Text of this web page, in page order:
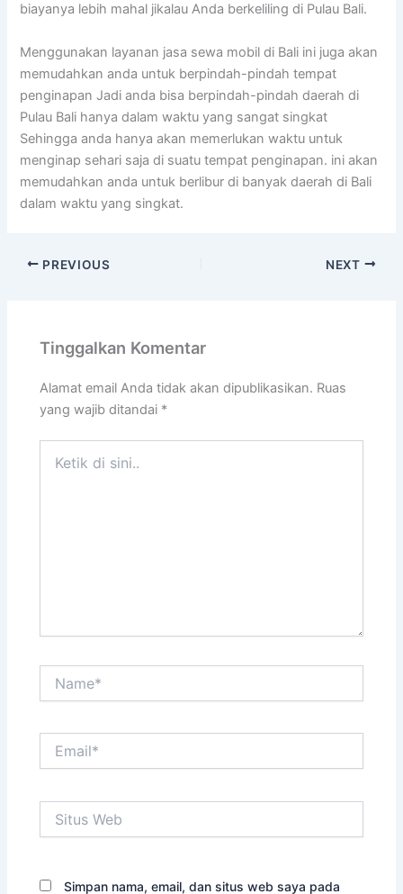
biayanya lebih mahal jikalau Anda berkeliling di Pulau Bali.
Menggunakan layanan jasa sewa mobil di Bali ini juga akan
memudahkan anda untuk berpindah-pindah tempat
penginapan Jadi anda bisa berpindah-pindah daerah di
Pulau Bali hanya dalam waktu yang sangat singkat
Sehingga anda hanya akan memerlukan waktu untuk
menginap sehari saja di suatu tempat penginapan. ini akan
memudahkan anda untuk berlibur di banyak daerah di Bali
dalam waktu yang singkat.
PREVIOUS NEXT
Tinggalkan Komentar
Alamat email Anda tidak akan dipublikasikan. Ruas
yang wajib ditandai *
Web
Simpan nama, email, dan situs web saya pada